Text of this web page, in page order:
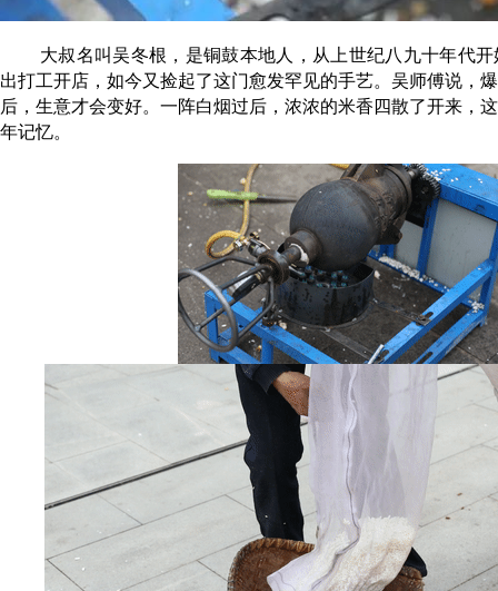
大叔名叫吴冬根，是铜鼓本地人，从上世纪八九十年代
出打工开店，如今又捡起了这门愈发罕见的手艺。吴师傅说，
后，生意才会变好。一阵白烟过后，浓浓的米香四散了开来，
年记忆。